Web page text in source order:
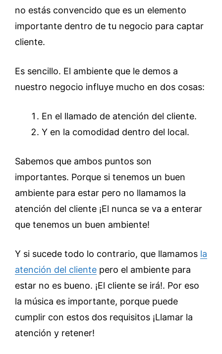
no estás convencido que es un elemento
importante dentro de tu negocio para captar
cliente.
Es sencillo. El ambiente que le demos a
nuestro negocio influye mucho en dos cosas:
En el llamado de atención del cliente.
Y en la comodidad dentro del local.
Sabemos que ambos puntos son
importantes. Porque si tenemos un buen
ambiente para estar pero no llamamos la
atención del cliente ¡El nunca se va a enterar
que tenemos un buen ambiente!
Y si sucede todo lo contrario, que llamamos la
atención del cliente pero el ambiente para
estar no es bueno. ¡El cliente se irá!. Por eso
la música es importante, porque puede
cumplir con estos dos requisitos ¡Llamar la
atención y retener!